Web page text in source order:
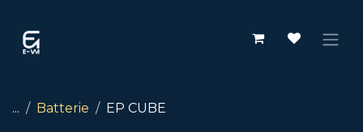
... Batterie EP CUBE